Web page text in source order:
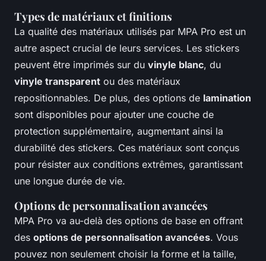
Types de matériaux et finitions
La qualité des matériaux utilisés par MPA Pro est un
autre aspect crucial de leurs services. Les stickers
peuvent être imprimés sur du vinyle blanc, du
vinyle transparent ou des matériaux
repositionnables. De plus, des options de lamination
sont disponibles pour ajouter une couche de
protection supplémentaire, augmentant ainsi la
durabilité des stickers. Ces matériaux sont conçus
pour résister aux conditions extrêmes, garantissant
une longue durée de vie.
Options de personnalisation avancées
MPA Pro va au-delà des options de base en offrant
des options de personnalisation avancées. Vous
pouvez non seulement choisir la forme et la taille,